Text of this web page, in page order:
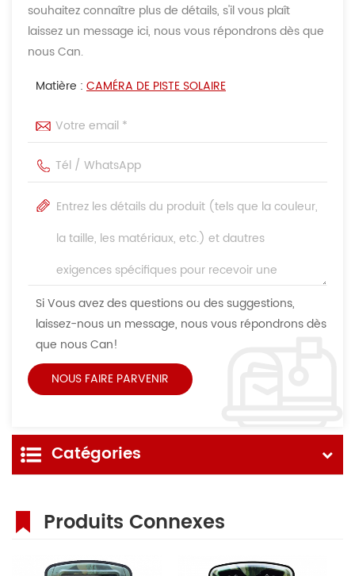
souhaitez connaître plus de détails, s'il vous plaît
laissez un message ici, nous vous répondrons dès que
nous Can.
Matière : CAMÉRA DE PISTE SOLAIRE
Si Vous avez des questions ou des suggestions,
laissez-nous un message, nous vous répondrons dès
que nous Can!
Catégories
Produits Connexes